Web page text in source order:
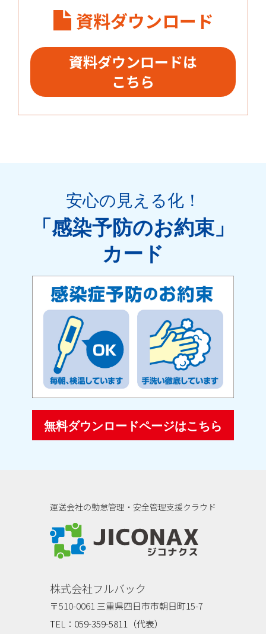
資料ダウンロード
資料ダウンロードは
こちら
安心の見える化！
「感染予防のお約束」
カード
無料ダウンロードページはこちら
運送会社の勤怠管理・安全管理支援クラウド
株式会社フルバック
〒510-0061 三重県四日市市朝日町15-7
TEL：059-359-5811（代表）